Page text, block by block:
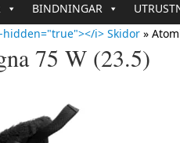
BINDNINGAR
i> Skidor »
75 W (23.5)